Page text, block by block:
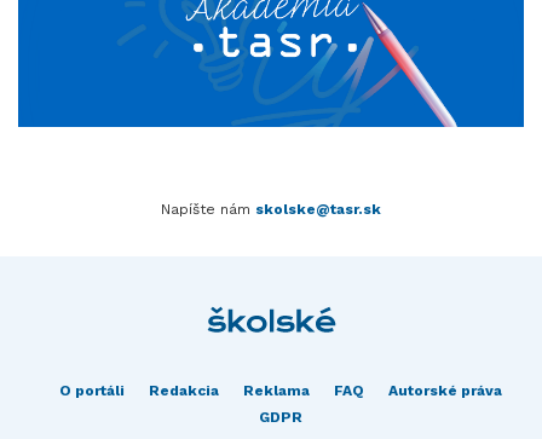
Napíšte nám skolske@tasr.sk
O portáli Redakcia Reklama FAQ
Autorské práva
GDPR